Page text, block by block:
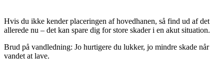
Hvis du ikke kender placeringen af hovedhanen, så find ud af det
allerede nu – det kan spare dig for store skader i en akut situation.
Brud på vandledning: Jo hurtigere du lukker, jo mindre skade når
vandet at lave.